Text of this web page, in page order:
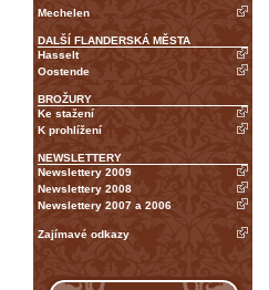
Mechelen
DALŠÍ FLANDERSKÁ MĚSTA
Hasselt
Oostende
BROŽURY
Ke stažení
K prohlížení
NEWSLETTERY
Newslettery 2009
Newslettery 2008
Newslettery 2007 a 2006
Zajímavé odkazy